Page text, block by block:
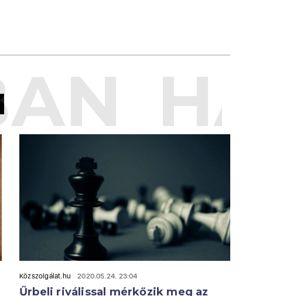
Közszolgálat.hu 2020.05.24. 23:04
Űrbeli riválissal mérkőzik meg az